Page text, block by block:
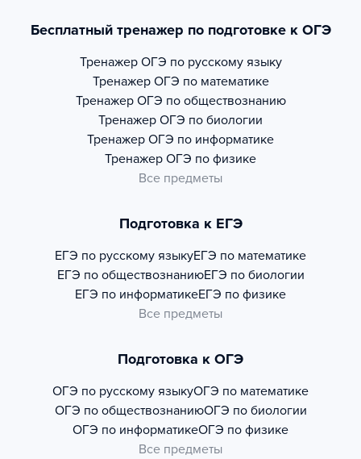
Бесплатный тренажер по подготовке к ОГЭ
Тренажер ОГЭ по русскому языку
Тренажер ОГЭ по математике
Тренажер ОГЭ по обществознанию
Тренажер ОГЭ по биологии
Тренажер ОГЭ по информатике
Тренажер ОГЭ по физике
Все предметы
Подготовка к ЕГЭ
ЕГЭ по русскому языкуЕГЭ по математике
ЕГЭ по обществознаниюЕГЭ по биологии
ЕГЭ по информатикеЕГЭ по физике
Все предметы
Подготовка к ОГЭ
ОГЭ по русскому языкуОГЭ по математике
ОГЭ по обществознаниюОГЭ по биологии
ОГЭ по информатикеОГЭ по физике
Все предметы